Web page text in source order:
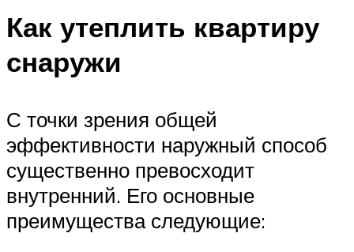
Как утеплить квартиру
снаружи
С точки зрения общей
эффективности наружный способ
существенно превосходит
внутренний. Его основные
преимущества следующие: